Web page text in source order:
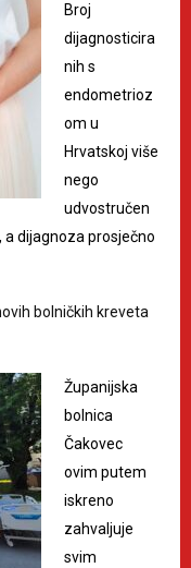
Broj
dijagnosticira
nih s
endometrioz
om u
Hrvatskoj više
nego
udvostručen
a dijagnoza prosječno
bolničkih kreveta
Županijska
bolnica
Čakovec
ovim putem
iskreno
zahvaljuje
svim